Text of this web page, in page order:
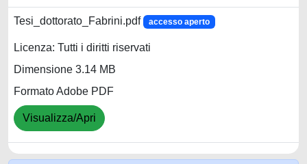
Tesi_dottorato_Fabrini.pdf accesso aperto
Licenza: Tutti i diritti riservati
Dimensione 3.14 MB
Formato Adobe PDF
Visualizza/Apri